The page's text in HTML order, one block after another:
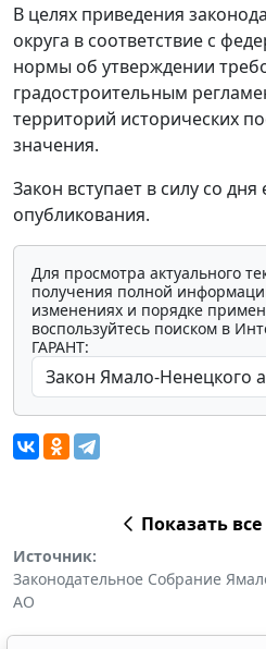
В целях приведения
округа в соответствие с
нормы об утверждении
градостроительным
территорий исторических
значения.
Закон вступает в силу со
опубликования.
Для просмотра актуального
получения полной
изменениях и порядке
воспользуйтесь поиском в
ГАРАНТ:
Показать
Источник:
Законодательное Собрание
АО